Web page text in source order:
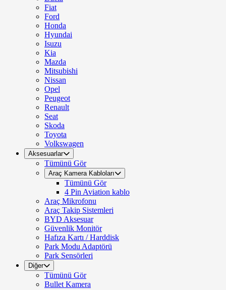
Fiat
Ford
Honda
Hyundai
Isuzu
Kia
Mazda
Mitsubishi
Nissan
Opel
Peugeot
Renault
Seat
Skoda
Toyota
Volkswagen
Aksesuarlar
Tümünü Gör
Araç Kamera Kabloları
Tümünü Gör
4 Pin Aviation kablo
Araç Mikrofonu
Araç Takip Sistemleri
BYD Aksesuar
Güvenlik Monitör
Hafıza Kartı / Harddisk
Park Modu Adaptörü
Park Sensörleri
Diğer
Tümünü Gör
Bullet Kamera